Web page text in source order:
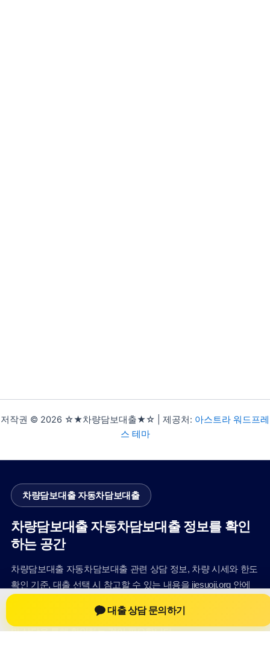
저작권 © 2026 ☆★차량담보대출★☆ | 제공처: 아스트라 워드프레
스 테마
차량담보대출 자동차담보대출
차량담보대출 자동차담보대출 정보를 확인
하는 공간
차량담보대출 자동차담보대출 관련 상담 정보, 차량 시세와 한도
확인 기준, 대출 선택 시 참고할 수 있는 내용을 jiesuoji.org 안에
보 제공을 위한 자료이며, 실제 가능 여부와 조건은 금융사 심사
및 상담을 통해 확인하는 것이 필요합니다.
대출 상담 문의하기